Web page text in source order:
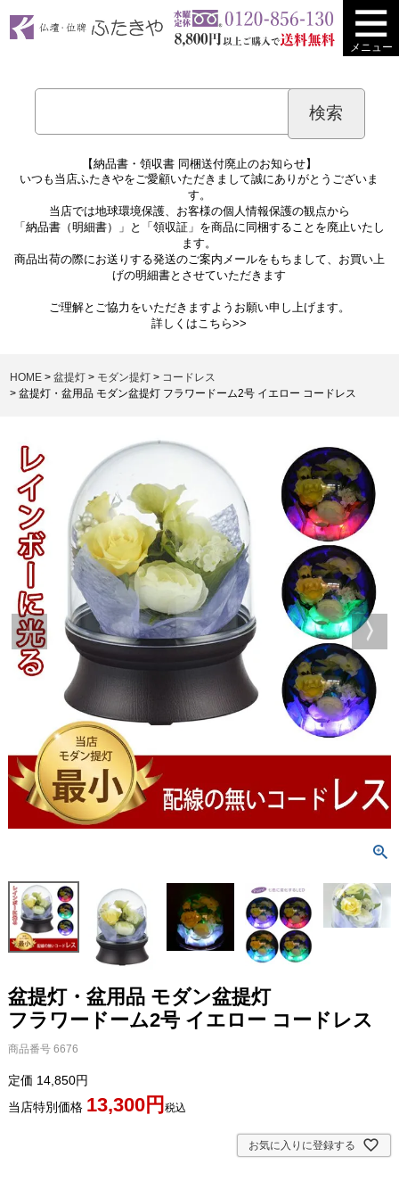
メニュー
【納品書・領収書 同梱送付廃止のお知らせ】
いつも当店ふたきやをご愛顧いただきまして誠にありがとうございま
す。
当店では地球環境保護、お客様の個人情報保護の観点から
「納品書（明細書）」と「領収証」を商品に同梱することを廃止いたし
ます。
商品出荷の際にお送りする発送のご案内メールをもちまして、お買い上
げの明細書とさせていただきます
ご理解とご協力をいただきますようお願い申し上げます。
詳しくはこちら>>
HOME 盆提灯 モダン提灯
コードレス
盆提灯・盆用品 モダン盆提灯 フラワードーム2号 イエロー コードレス
盆提灯・盆用品 モダン盆提灯
フラワードーム2号 イエロー コードレス
商品番号 6676
定価 14,850
当店特別価格 13,300 税込
お気に入りに登録する